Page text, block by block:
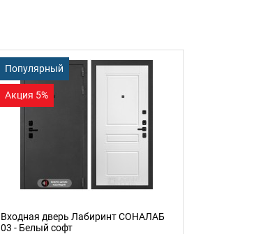
Популярный
Акция 5%
Входная дверь Лабиринт СОНАЛАБ
03 - Белый софт